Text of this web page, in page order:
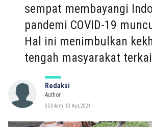
sempat membayangi
pandemi COVID-19
Hal ini menimbulkan
tengah masyarakat
Redaksi
Author
05:04am, 13 Apr, 2021